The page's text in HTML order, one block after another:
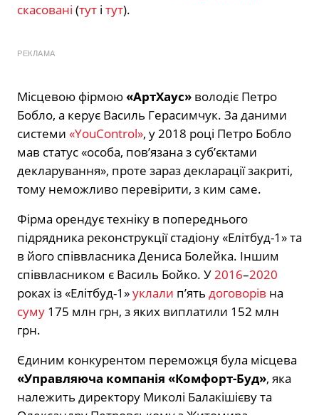
скасовані (тут і тут).
РЕКЛАМА
Місцевою фірмою«АртХаус» володіє Петро
Бобло, а керує Василь Герасимчук. За даними
системи «YouControl», у 2018 році Петро Бобло
мав статус «особа, пов’язана з суб’єктами
декларування», проте зараз декларації закриті,
тому неможливо перевірити, з ким саме.
Фірма орендує техніку в попереднього
підрядника реконструкції стадіону «Елітбуд-1» та
в його співвласника Дениса Болейка. Іншим
співвласником є Василь Бойко. У2016–2020
роках із «Елітбуд-1»уклали п’ять договорів на
суму 175 млн грн, з яких виплатили 152 млн
грн.
Єдиним конкурентом переможця була місцева
«Управляюча компанія «Комфорт-Буд», яка
належить директору Миколі Балакішієву та